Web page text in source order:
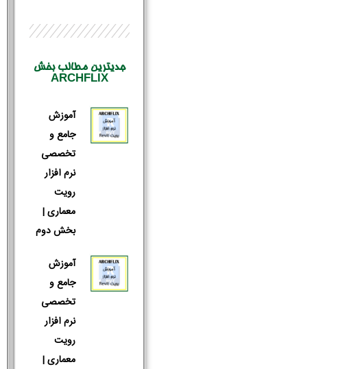
جدیترین مطالب بخش
ARCHFLIX
آموزش
جامع و
تخصصی
نرم افزار
رویت
معماری |
بخش دوم
آموزش
جامع و
تخصصی
نرم افزار
رویت
معماری |